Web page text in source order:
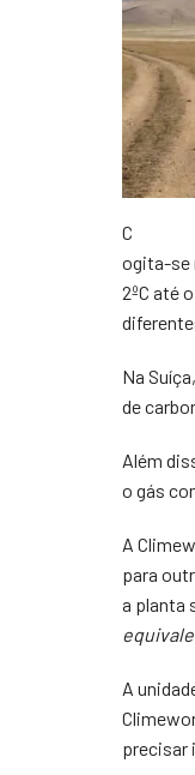
C
ogita-se
2ºC até
Na
de
Além
o gás
A
para
a planta
A
precisar